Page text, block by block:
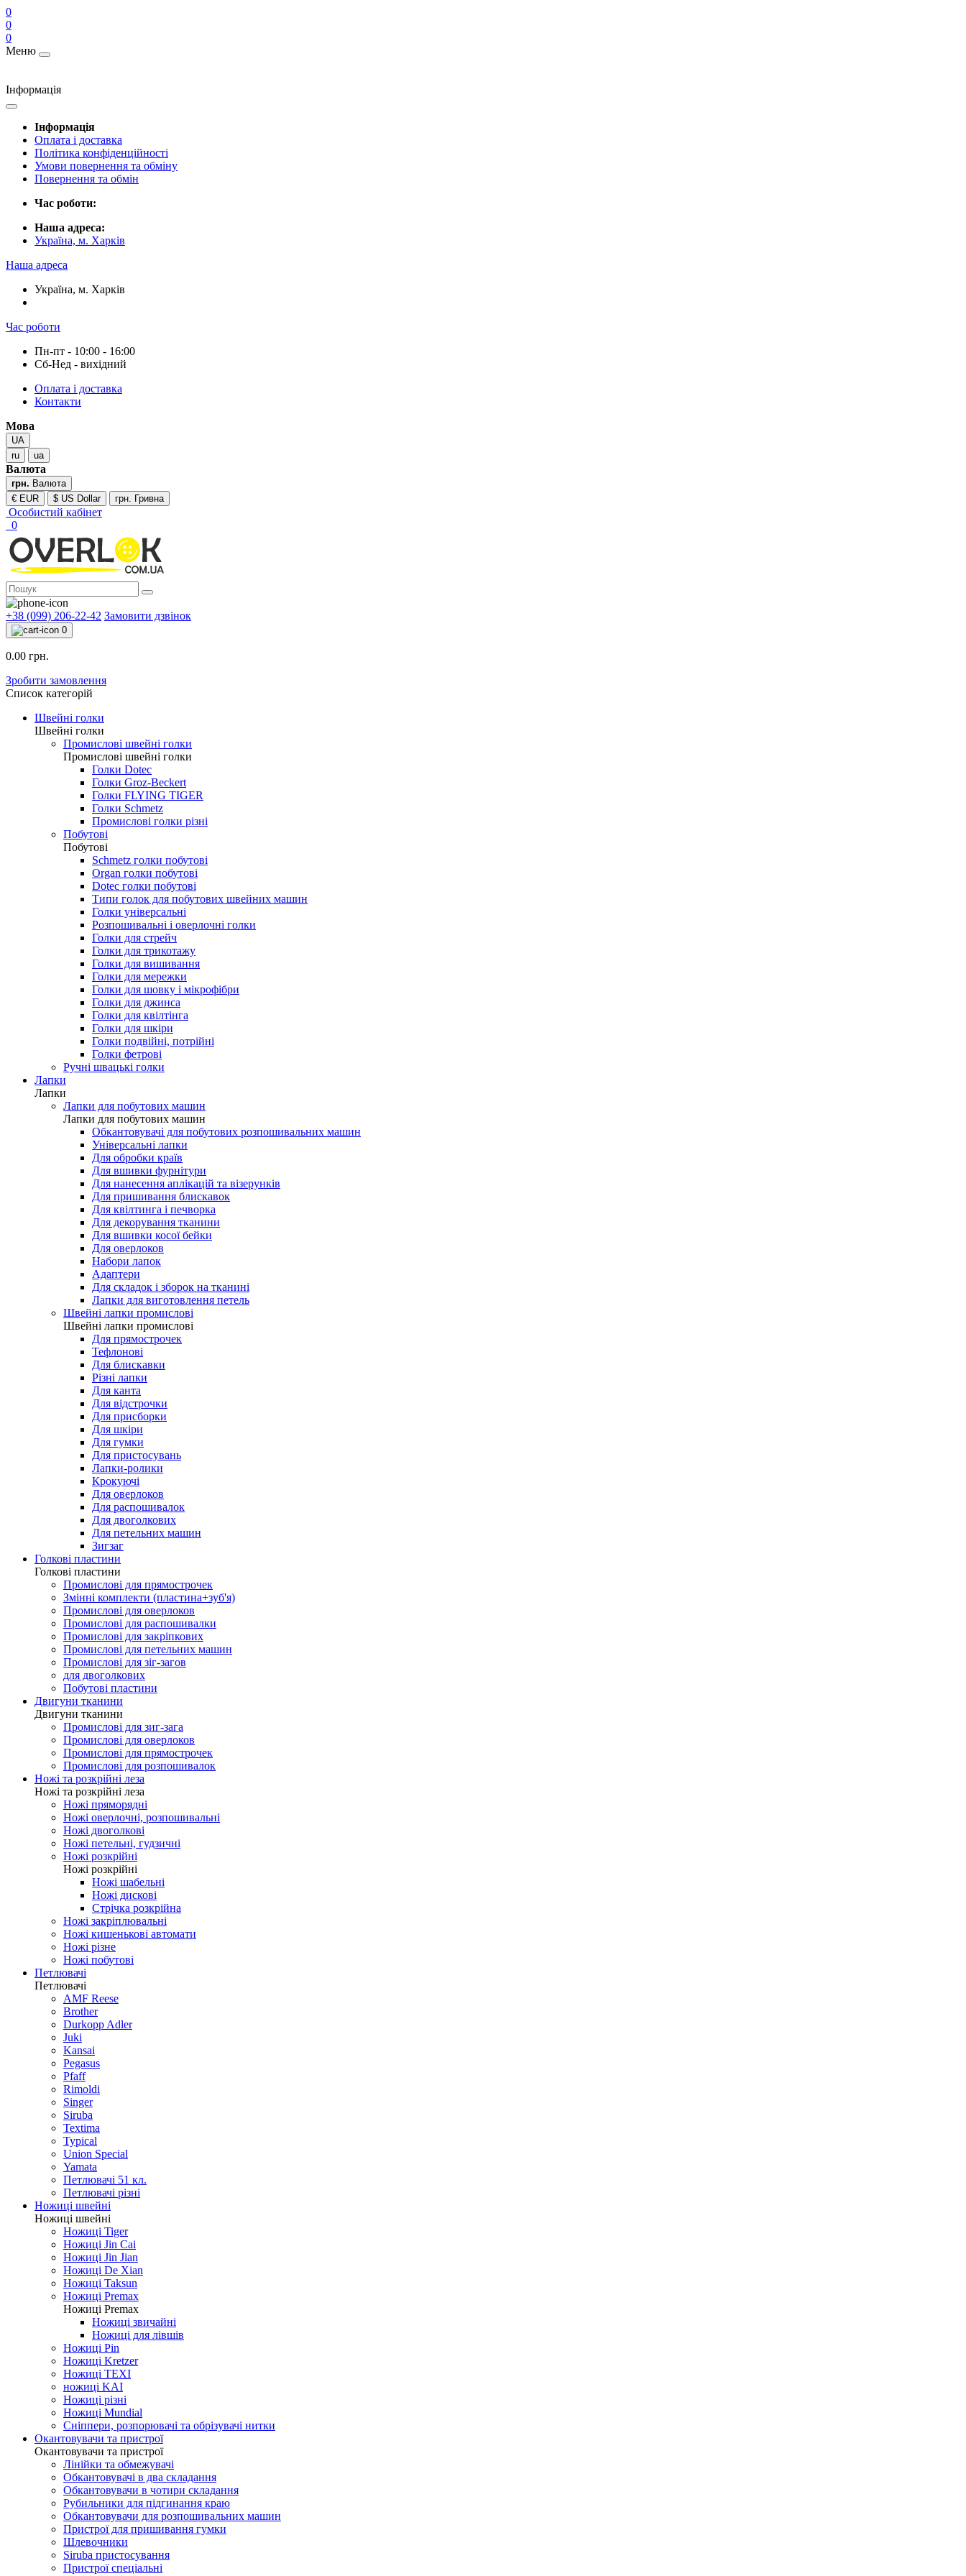
0
0
0
Меню
Інформація
Інформація
Оплата і доставка
Політика конфіденційності
Умови повернення та обміну
Повернення та обмін
Час роботи:
Наша адреса:
Україна, м. Харків
Наша адреса
Україна, м. Харків
Час роботи
Пн-пт - 10:00 - 16:00
Сб-Нед - вихідний
Оплата і доставка
Контакти
Мова
UA
ru
ua
Валюта
грн. Валюта
€ EUR
$ US Dollar грн. Гривна
Особистий кабінет
0
+38 (099) 206-22-42 Замовити дзвінок
0
0.00 грн.
Зробити замовлення
Список категорій
Швейні голки
Швейні голки
Промислові швейні голки
Промислові швейні голки
Голки Dotec
Голки Groz-Beckert
Голки FLYING TIGER
Голки Schmetz
Промислові голки різні
Побутові
Побутові
Schmetz голки побутові
Organ голки побутові
Dotec голки побутові
Типи голок для побутових швейних машин
Голки універсальні
Розпошивальні і оверлочні голки
Голки для стрейч
Голки для трикотажу
Голки для вишивання
Голки для мережки
Голки для шовку і мікрофібри
Голки для джинса
Голки для квілтінга
Голки для шкіри
Голки подвійні, потрійні
Голки фетрові
Ручні швацькі голки
Лапки
Лапки
Лапки для побутових машин
Лапки для побутових машин
Обкантовувачі для побутових розпошивальних машин
Універсальні лапки
Для обробки країв
Для вшивки фурнітури
Для нанесення аплікацій та візерунків
Для пришивання блискавок
Для квілтинга і печворка
Для декорування тканини
Для вшивки косої бейки
Для оверлоков
Набори лапок
Адаптери
Для складок і зборок на тканині
Лапки для виготовлення петель
Швейні лапки промислові
Швейні лапки промислові
Для прямострочек
Тефлонові
Для блискавки
Різні лапки
Для канта
Для відстрочки
Для присборки
Для шкіри
Для гумки
Для пристосувань
Лапки-ролики
Крокуючі
Для оверлоков
Для распошивалок
Для двоголкових
Для петельних машин
Зигзаг
Голкові пластини
Голкові пластини
Промислові для прямострочек
Змінні комплекти (пластина+зуб'я)
Промислові для оверлоков
Промислові для распошивалки
Промислові для закріпкових
Промислові для петельних машин
Промислові для зіг-загов
для двоголкових
Побутові пластини
Двигуни тканини
Двигуни тканини
Промислові для зиг-зага
Промислові для оверлоков
Промислові для прямострочек
Промислові для розпошивалок
Ножі та розкрійні леза
Ножі та розкрійні леза
Ножі пряморядні
Ножі оверлочні, розпошивальні
Ножі двоголкові
Ножі петельні, гудзичні
Ножі розкрійні
Ножі розкрійні
Ножі шабельні
Ножі дискові
Стрічка розкрійна
Ножі закріплювальні
Ножі кишенькові автомати
Ножі різне
Ножі побутові
Петлювачі
Петлювачі
AMF Reese
Brother
Durkopp Adler
Juki
Kansai
Pegasus
Pfaff
Rimoldi
Singer
Siruba
Textima
Typical
Union Special
Yamata
Петлювачі 51 кл.
Петлювачі різні
Ножиці швейні
Ножиці швейні
Ножиці Tiger
Ножиці Jin Cai
Ножиці Jin Jian
Ножиці De Xian
Ножиці Taksun
Ножиці Premax
Ножиці Premax
Ножиці звичайні
Ножиці для лівшів
Ножиці Pin
Ножиці Kretzer
Ножиці TEXI
ножиці KAI
Ножиці різні
Ножиці Mundial
Сніппери, розпорювачі та обрізувачі нитки
Окантовувачи та пристрої
Окантовувачи та пристрої
Лінійки та обмежувачі
Обкантовувачі в два складання
Обкантовувачи в чотири складання
Рубильники для підгинання краю
Обкантовувачи для розпошивальних машин
Пристрої для пришивання гумки
Шлевочники
Siruba пристосування
Пристрої спеціальні